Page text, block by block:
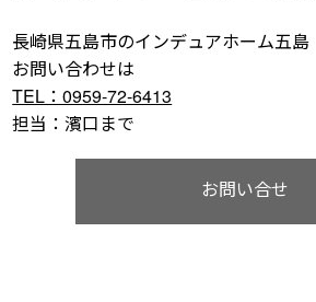
長崎県五島市のインデュアホーム五島
お問い合わせは
TEL：0959-72-6413
担当：濱口まで
お問い合せ